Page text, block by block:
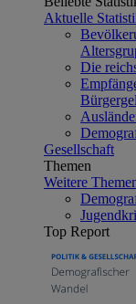
Aktuelle
Die
Gesellschaft
Themen
Weitere
Top Report